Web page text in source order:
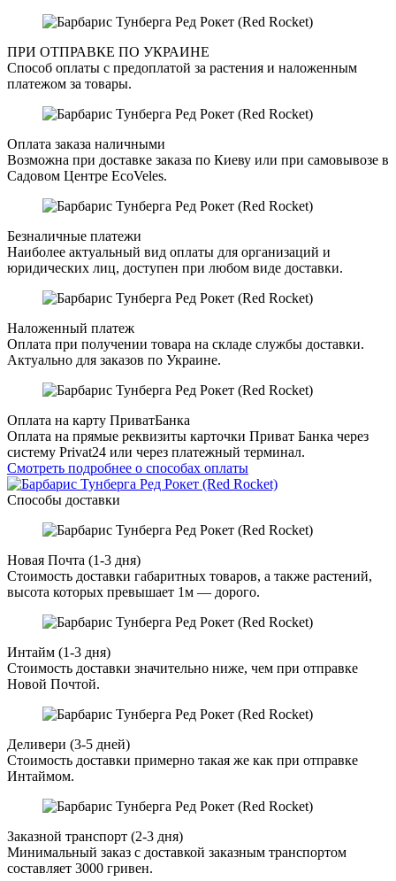
ПРИ ОТПРАВКЕ ПО УКРАИНЕ
Способ оплаты с предоплатой за растения и наложенным
платежом за товары.
Оплата заказа наличными
Возможна при доставке заказа по Киеву или при самовывозе в
Садовом Центре EcoVeles.
Безналичные платежи
Наиболее актуальный вид оплаты для организаций и
юридических лиц, доступен при любом виде доставки.
Наложенный платеж
Оплата при получении товара на складе службы доставки.
Актуально для заказов по Украине.
Оплата на карту ПриватБанка
Оплата на прямые реквизиты карточки Приват Банка через
систему Privat24 или через платежный терминал.
Смотреть подробнее о способах оплаты
Способы доставки
Новая Почта (1-3 дня)
Стоимость доставки габаритных товаров, а также растений,
высота которых превышает 1м — дорого.
Интайм (1-3 дня)
Стоимость доставки значительно ниже, чем при отправке
Новой Почтой.
Деливери (3-5 дней)
Стоимость доставки примерно такая же как при отправке
Интаймом.
Заказной транспорт (2-3 дня)
Минимальный заказ с доставкой заказным транспортом
составляет 3000 гривен.